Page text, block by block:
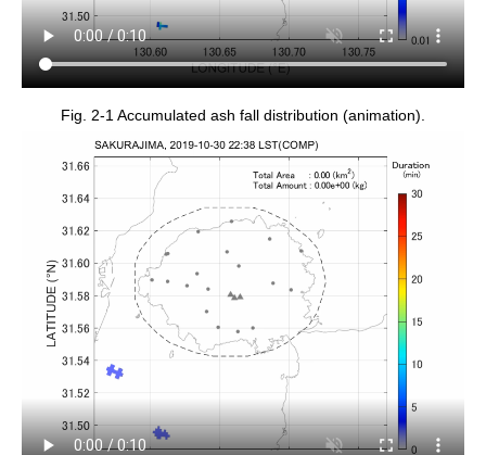
Fig. 2-1 Accumulated ash fall distribution (animation).